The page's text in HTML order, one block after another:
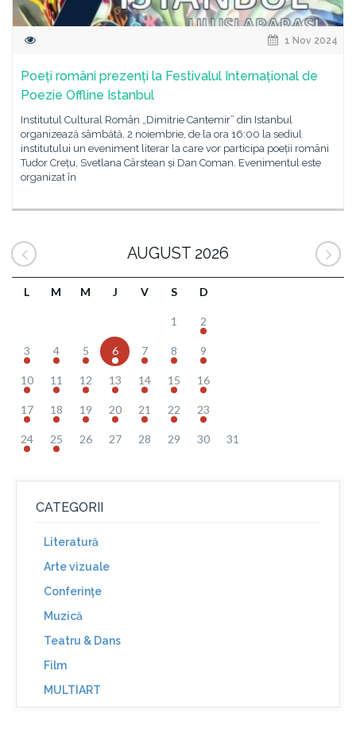
1 Nov 2024
Poeți români prezenți la Festivalul Internațional de
Poezie Offline Istanbul
Institutul Cultural Român „Dimitrie Cantemir” din Istanbul
organizează sâmbătă, 2 noiembrie, de la ora 16:00 la sediul
institutului un eveniment literar la care vor participa poeții români
Tudor Crețu, Svetlana Cârstean și Dan Coman. Evenimentul este
organizat în
AUGUST 2026
L M M J V S D
1 2
3 4 5 6 7 8 9
10 11 12 13 14 15 16
17 18 19 20 21 22 23
24 25 26 27 28 29 30 31
CATEGORII
Literatură
Arte vizuale
Conferinţe
Muzică
Teatru & Dans
Film
MULTIART